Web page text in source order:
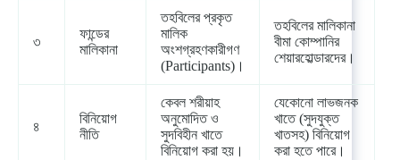
৩
ফান্ডের
মালিকানা
তহবিলের প্রকৃত
মালিক
অংশগ্রহণকারীগণ
(Participants)।
তহবিলের মালিকানা
বীমা কোম্পানির
শেয়ারহোল্ডারদের।
৪
বিনিয়োগ
নীতি
কেবল শরীয়াহ
অনুমোদিত ও
সুদবিহীন খাতে
বিনিয়োগ করা হয়।
যেকোনো লাভজনক
খাতে (সুদযুক্ত
খাতসহ) বিনিয়োগ
করা হতে পারে।